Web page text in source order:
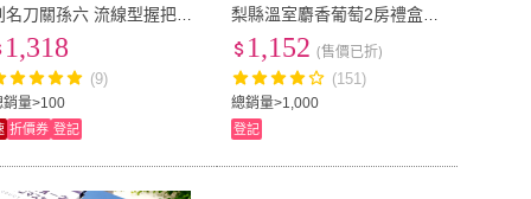
名刀關孫六 流線型握把一
成型不鏽鋼刀-12cm(蔬果
刀)
銷量>100
1,318
(9)
折價券 登記
梨縣溫室麝香葡萄2房禮盒x1
盒(350-400g/串 水果禮盒/三
節禮盒)
總銷量>1,000
1,152 (售價已折)
(151)
登記